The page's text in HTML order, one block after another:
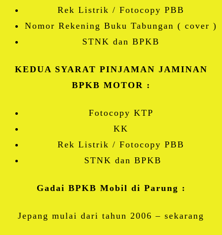
Rek Listrik / Fotocopy PBB
Nomor Rekening Buku Tabungan ( cover )
STNK dan BPKB
KEDUA SYARAT PINJAMAN JAMINAN
BPKB MOTOR :
Fotocopy KTP
KK
Rek Listrik / Fotocopy PBB
STNK dan BPKB
Gadai BPKB Mobil di Parung :
Jepang mulai dari tahun 2006 – sekarang